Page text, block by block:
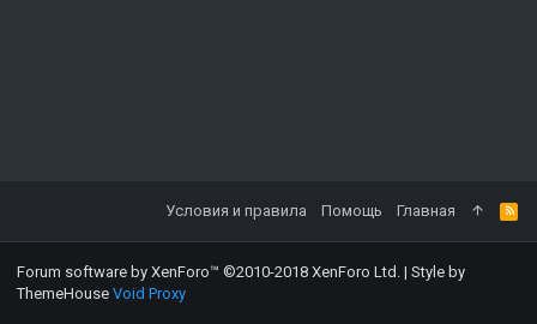
Условия и правила Помощь Главная
Forum software by XenForo™ ©2010-2018 XenForo Ltd. | Style by
ThemeHouse Void Proxy